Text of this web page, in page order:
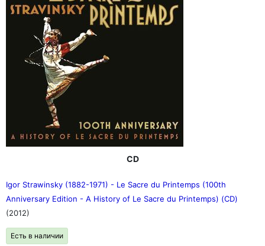
CD
Igor Strawinsky (1882-1971) - Le Sacre du Printemps (100th
Anniversary Edition - A History of Le Sacre du Printemps) (CD)
(2012)
Есть в наличии